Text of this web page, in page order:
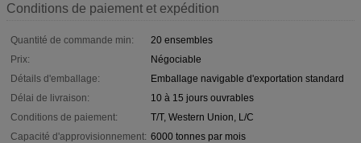
Conditions de paiement et expédition
Quantité de commande min:
20 ensembles
Prix:
Négociable
Détails d'emballage:
Emballage navigable d'exportation standard
Délai de livraison:
10 à 15 jours ouvrables
Conditions de paiement:
T/T, Western Union, L/C
Capacité d'approvisionnement: 6000 tonnes par mois